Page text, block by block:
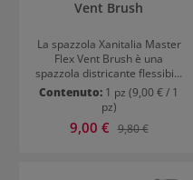
colorazioni
Vent Brush
La spazzola Xanitalia Master
Flex Vent Brush è una
spazzola districante flessibile
con tecnologia agli ioni per
uno styling rapido, delicato ed
efficiente.La struttura
flessibile si adatta alla forma
Contenuto: 1 pz (9,00 € / 1
pz)
Prezzo di vendita:
9,00 € Prezzo normale:
9,80 €